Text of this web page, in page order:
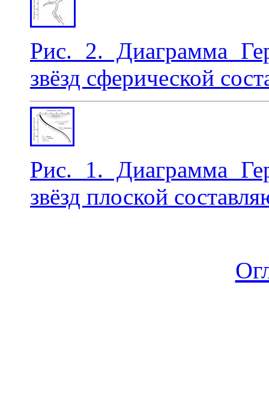
Рис. 2. Диаграмма
звёзд сферической
Рис. 1. Диаграмма
звёзд плоской